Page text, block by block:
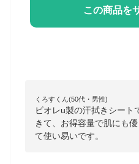
この商品を
くろすくん(50代・男性)
ビオレu製の汗拭きシート
きて、お得容量で肌にも
て使い易いです。